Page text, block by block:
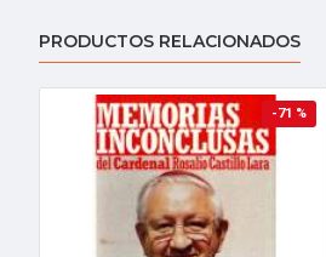
PRODUCTOS RELACIONADOS
-71 %